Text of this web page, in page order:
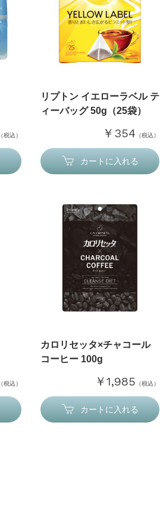
（税込）
リプトン イエローラベル テ
ィーバッグ 50g（25袋）
￥354 （税込）
カートに入れる
（税込）
カロリセッタ×チャコール
コーヒー 100g
￥1,985 （税込）
カートに入れる